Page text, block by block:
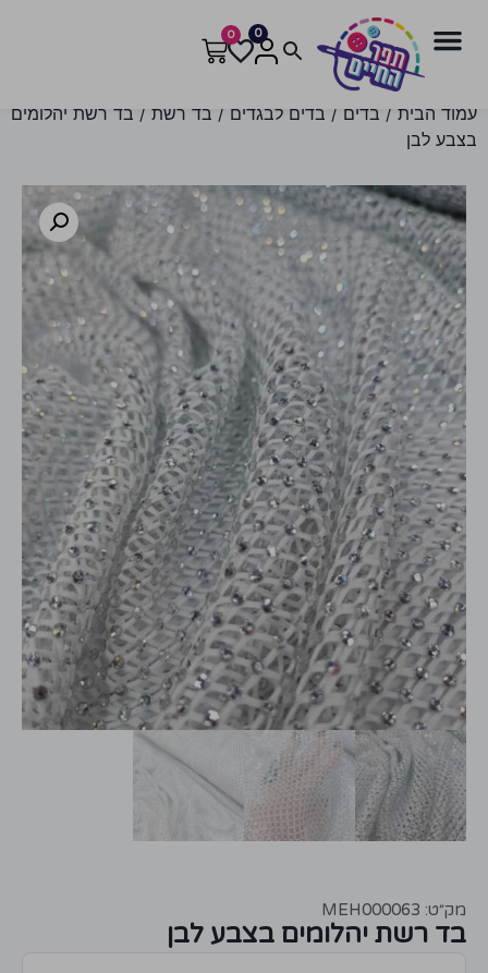
0
0
עמוד הבית / בדים / בדים לבגדים / בד רשת / בד רשת יהלומים
בצבע לבן
מק״ט: MEH000063
בד רשת יהלומים בצבע לבן